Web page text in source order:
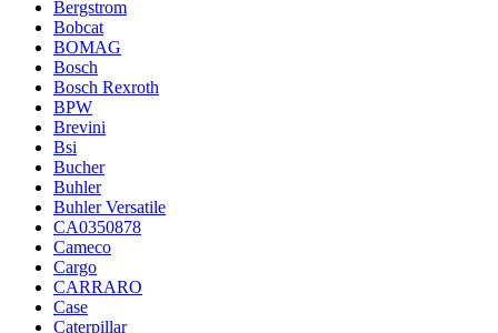
Bergstrom
Bobcat
BOMAG
Bosch
Bosch Rexroth
BPW
Brevini
Bsi
Bucher
Buhler
Buhler Versatile
CA0350878
Cameco
Cargo
CARRARO
Case
Caterpillar